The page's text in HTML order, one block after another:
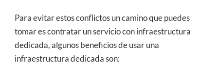
Para evitar estos conflictos un camino que puedes
tomar es contratar un servicio con infraestructura
dedicada, algunos beneficios de usar una
infraestructura dedicada son: